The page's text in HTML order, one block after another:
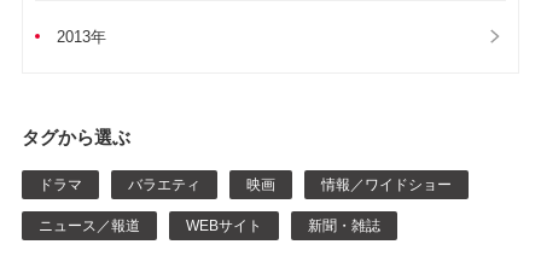
2013年
タグから選ぶ
ドラマ バラエティ 映画 情報／ワイドショー
ニュース／報道 WEBサイト 新聞・雑誌